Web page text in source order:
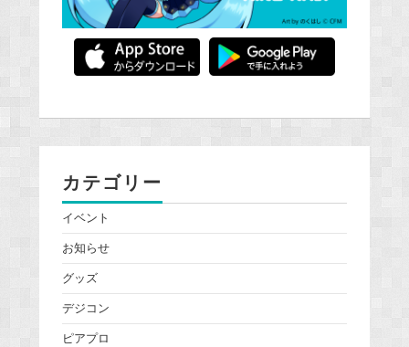
カテゴリー
イベント
お知らせ
グッズ
デジコン
ピアプロ